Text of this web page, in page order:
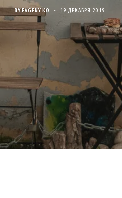
BY EVGENY KO 19 ДЕКАБРЯ 2019